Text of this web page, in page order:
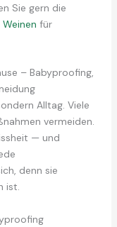
Sie gern die
für
– Babyproofing,
Alltag. Viele
vermeiden.
— und
denn sie
ist.